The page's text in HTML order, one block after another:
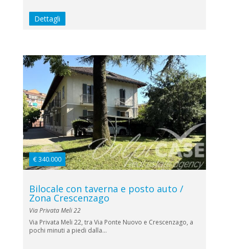
Dettagli
€ 340.000
Bilocale con taverna e posto auto /
Zona Crescenzago
Via Privata Meli 22
Via Privata Meli 22, tra Via Ponte Nuovo e Crescenzago, a
pochi minuti a piedi dalla...